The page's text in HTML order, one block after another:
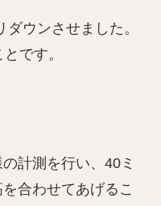
ウンさせました。
です。
計測を行い、40ミ
合わせてあげるこ